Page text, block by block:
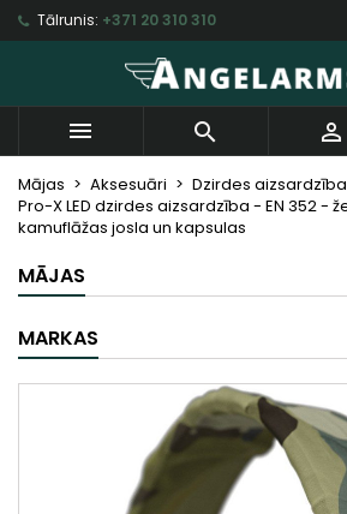
Tālrunis: +371 20 310 310
  
Mājas Aksesuāri Dzirdes aizsardzība
Pro-X LED dzirdes aizsardzība - EN 352 -
kamuflāžas josla un kapsulas
MĀJAS
MARKAS
My wishlists
add_circle_outline Create new list
Izveidot vēlmju
Vēlmju saraksta nosaukums
Atsaukt
Ienākt
Jums jābūt jāienāk savā kontā, lai
produktus vēlmju sarakstā.